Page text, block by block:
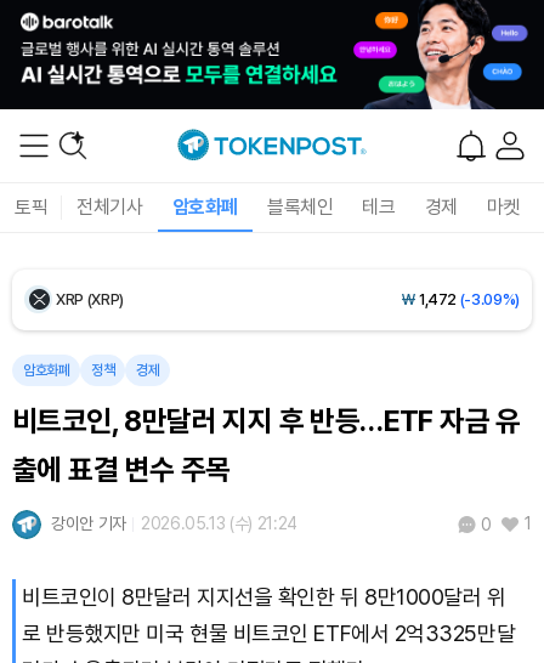
토픽 전체기사 암호화폐 블록체인 테크 경제 마켓
Ethereum (ETH) ₩2,707,726(-0.61%)
XRP (XRP) ₩ 1,472 (-3.09%)
Solana (SOL)
TRON (TRX) ₩ 465.0 (-0.25%)
Hyperliquid (HYPE)
Bitcoin (BTC) ₩91,548,396(-0.58%)
암호화폐 정책 경제
비트코인, 8만달러 지지 후 반등…ETF 자금 유
출에 표결 변수 주목
강이안 기자 2026.05.13 (수) 21:24 0 1
비트코인이 8만달러 지지선을 확인한 뒤 8만1000달러 위
로 반등했지만 미국 현물 비트코인 ETF에서 2억3325만달